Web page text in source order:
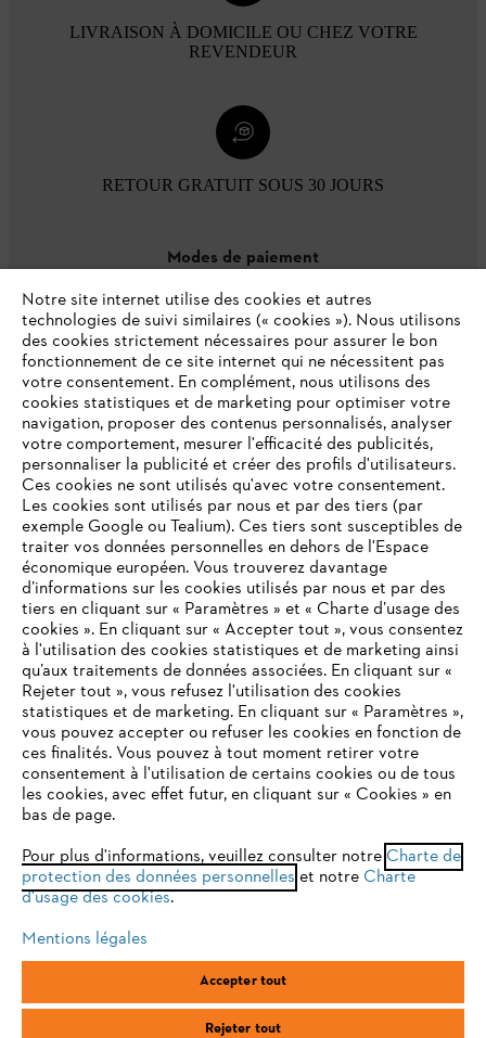
LIVRAISON À DOMICILE OU CHEZ VOTRE
REVENDEUR
RETOUR GRATUIT SOUS 30 JOURS
Modes de paiement
L'Entreprise
Questions / Réponses
Service
Conditions Générales de Vente
Mentions légales Cookies
Conditions de garantie
ANDREAS STIHL SAS, 1 rue des Epinettes, ZI Nord de Torcy, 77200
VOTRE NAVIGATEUR INTERNET
N'EST PLUS PRIS EN CHARGE
Vous utilisez un navigateur Internet que nous ne prenons plus
en charge, et certaines fonctionnalités de notre site ne
peuvent fonctionner correctement. Pour une utilisation
optimale de notre site, nous vous recommandons de passer à
l'un des navigateurs suivants :
firefox chrome
Notre site internet utilise des cookies et autres
technologies de suivi similaires (« cookies »). Nous utilisons
des cookies strictement nécessaires pour assurer le bon
fonctionnement de ce site internet qui ne nécessitent pas
votre consentement. En complément, nous utilisons des
cookies statistiques et de marketing pour optimiser votre
navigation, proposer des contenus personnalisés, analyser
votre comportement, mesurer l'efficacité des publicités,
personnaliser la publicité et créer des profils d'utilisateurs.
Ces cookies ne sont utilisés qu'avec votre consentement.
Les cookies sont utilisés par nous et par des tiers (par
exemple Google ou Tealium). Ces tiers sont susceptibles de
traiter vos données personnelles en dehors de l'Espace
économique européen. Vous trouverez davantage
d’informations sur les cookies utilisés par nous et par des
tiers en cliquant sur « Paramètres » et « Charte d’usage des
cookies ». En cliquant sur « Accepter tout », vous consentez
à l'utilisation des cookies statistiques et de marketing ainsi
qu’aux traitements de données associées. En cliquant sur «
Rejeter tout », vous refusez l'utilisation des cookies
statistiques et de marketing. En cliquant sur « Paramètres »,
vous pouvez accepter ou refuser les cookies en fonction de
ces finalités. Vous pouvez à tout moment retirer votre
consentement à l'utilisation de certains cookies ou de tous
les cookies, avec effet futur, en cliquant sur « Cookies » en
bas de page.
Pour plus d'informations, veuillez consulter notre Charte de
protection des données personnelles et notre Charte
d'usage des cookies.
Mentions légales
Accepter tout
Rejeter tout